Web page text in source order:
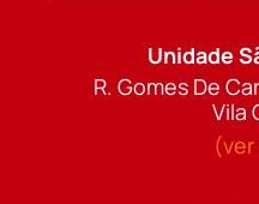
Unidade
R. Gomes De
Vila
(ver